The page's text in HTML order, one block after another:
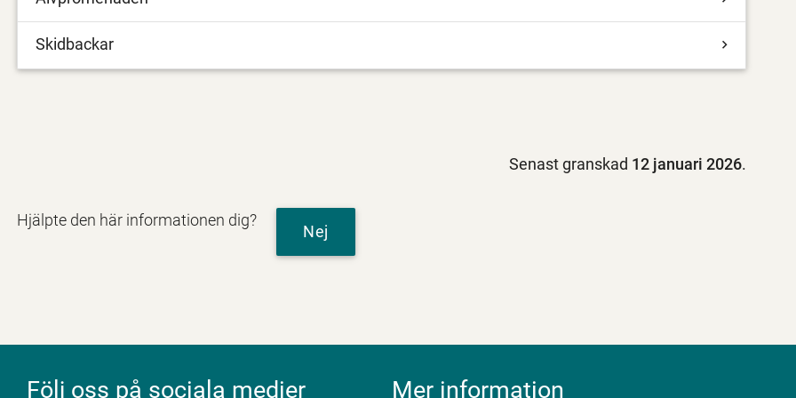
Skidbackar
Senast granskad 12 januari 2026.
Hjälpte den här informationen dig?
Nej
Följ oss på sociala medier Mer information